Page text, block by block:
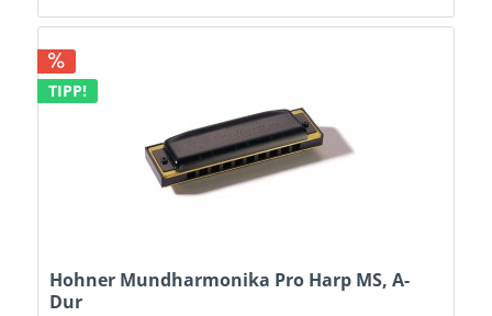
TIPP!
Hohner Mundharmonika Pro Harp MS, A-
Dur